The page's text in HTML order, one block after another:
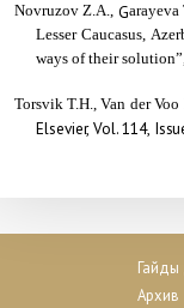
Novruzov Z.A., Garayeva
Lesser Caucasus,
ways of their
Torsvik T.H., Van der
Elsevier, Vol. 114,
Гайды
Архив